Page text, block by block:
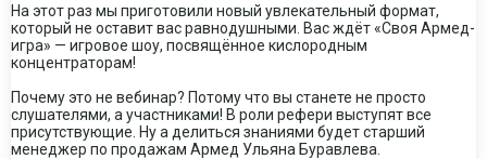
На этот раз мы приготовили новый увлекательный формат,
который не оставит вас равнодушными. Вас ждёт «Своя Армед-
игра» — игровое шоу, посвящённое кислородным
концентраторам!
Почему это не вебинар? Потому что вы станете не просто
слушателями, а участниками! В роли рефери выступят все
присутствующие. Ну а делиться знаниями будет старший
менеджер по продажам Армед Ульяна Буравлева.